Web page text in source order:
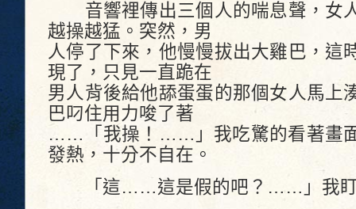
音響裡傳出三個人的喘息聲，女
越操越猛。突然，男
人停了下來，他慢慢拔出大雞巴，這
現了，只見一直跪在
男人背後給他舔蛋蛋的那個女人馬上
巴叼住用力唆了著
……「我操！……」我吃驚的看著畫
發熱，十分不自在。
「這……這是假的吧？……」我盯